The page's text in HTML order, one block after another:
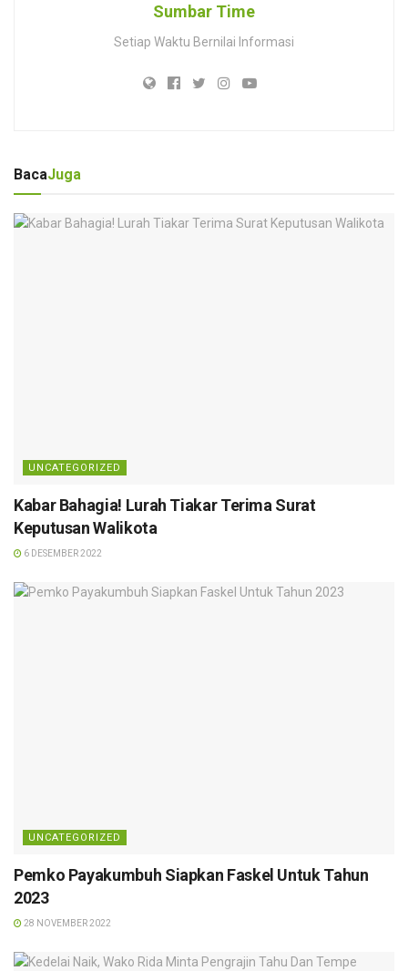
Sumbar Time
Setiap Waktu Bernilai Informasi
BacaJuga
UNCATEGORIZED
Kabar Bahagia! Lurah Tiakar Terima Surat
Keputusan Walikota
6 DESEMBER 2022
UNCATEGORIZED
Pemko Payakumbuh Siapkan Faskel Untuk Tahun
2023
28 NOVEMBER 2022